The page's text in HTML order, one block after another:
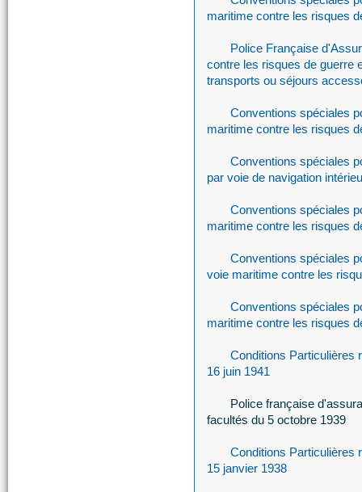
maritime contre les risques
Police Française
contre les risques de guerre
transports ou séjours
Conventions spéciales
maritime contre les risques
Conventions spéciales
par voie de navigation
Conventions spéciales
maritime contre les risques
Conventions spéciales
voie maritime contre les
Conventions spéciales
maritime contre les risques
Conditions Particulières
16 juin 1941
Police française
facultés du 5 octobre 1939
Conditions Particulières
15 janvier 1938